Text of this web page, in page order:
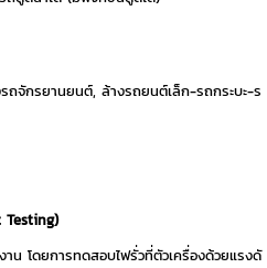
จักรยานยนต์, ล้างรถยนต์เล็ก-รถกระบะ-ร
Testing)
น โดยการทดสอบไฟรั่วที่ตัวเครื่องด้วยแรงดั